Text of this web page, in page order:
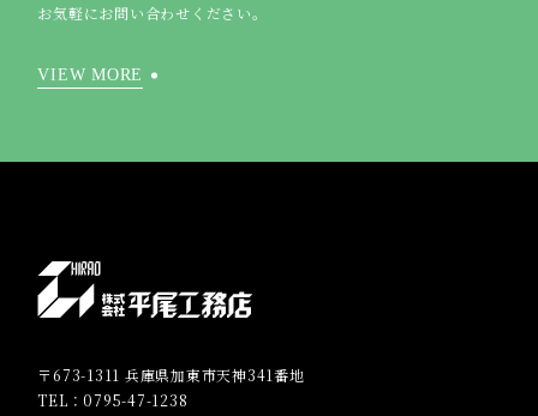
お気軽にお問い合わせください。
VIEW MORE
〒673-1311 兵庫県加東市天神341番地
TEL：0795-47-1238